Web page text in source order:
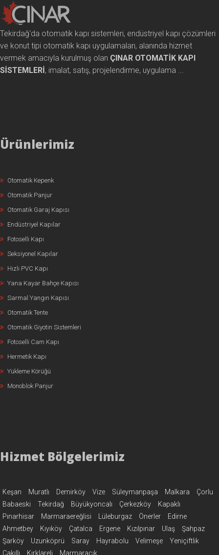
Tekirdağ'da otomatik kapı sistemleri, endüstriyel kapı çözümleri
ve konut tipi otomatik kapı uygulamaları, alanında hizmet
vermek amacıyla kurulmuş olan ÇINAR OTOMATİK KAPI
SİSTEMLERİ, imalat, satış, projelendirme, uygulama ...
Ürünlerimiz
Otomatik Kepenk
Otomatik Panjur
Otomatik Garaj Kapısı
Endüstriyel Kapılar
Fotoselli Kapı
Seksiyonel Kapılar
Hızlı PVC Kapı
Yana Kayar Bahçe Kapısı
Sarmal Yangın Kapısı
Otomatik Tente
Otomatik Giyotin Sistemleri
Fotoselli Cam Kapı
Hermetik Kapı
Yükleme Körüğü
Monoblok Panjur
Hizmet Bölgelerimiz
Keşan Muratlı Demirköy Vize Süleymanpaşa Malkara
Çorlu
Babaeski
Tekirdağ Büyükyoncalı Çerkezköy
Kapaklı
Pınarhisar
Marmaraereğlisi Lüleburgaz Önerler
Edirne
Ahmetbey
Kıyıköy Çatalca Ergene Kızılpınar Ulaş
Şahpaz
Şarköy
Uzunköprü Saray Hayrabolu Velimeşe
Yeniçiftlik
Çakıllı
Kırklareli Marmaracık